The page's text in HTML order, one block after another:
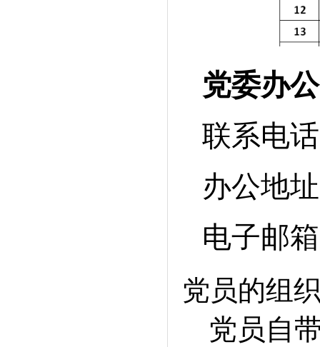
党委办
联系电
办公地
电子邮
党员的组
党员自